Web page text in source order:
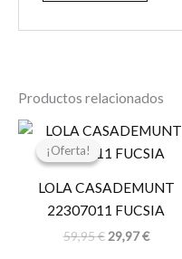
Productos relacionados
¡Oferta!
¡Oferta!
LOLA CASADEMUNT
22307011 FUCSIA
59,95€
El
original
59,95 €.
29,97€
El
actual
29,97